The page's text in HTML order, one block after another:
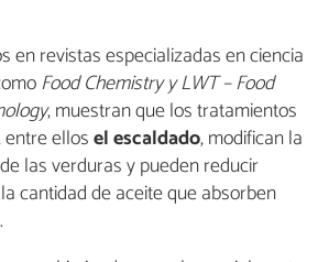
en revistas especializadas en ciencia
Food Chemistry y LWT – Food
, muestran que los tratamientos
ellosel escaldado, modifican la
las verduras y pueden reducir
cantidad de aceite que absorben